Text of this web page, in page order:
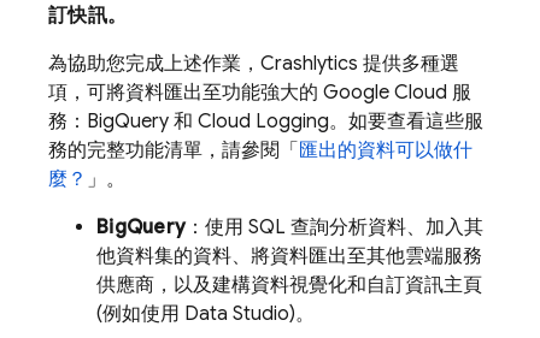
訂快訊。
為協助您完成上述作業， Crashlytics 提供多種選
項，可將資料匯出至功能強大的 Google Cloud 服
務： BigQuery 和 Cloud Logging。 如要查看這些服
務的完整功能清單，請參閱「 匯出的資料可以做什
麼？ 」。
BigQuery：使用 SQL 查詢分析資料、加入其
他資料集的資料、將資料匯出至其他雲端服務
供應商，以及建構資料視覺化和自訂資訊主頁
(例如使用 Data Studio)。